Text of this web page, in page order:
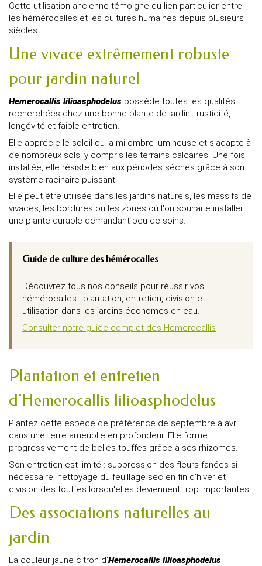
Cette utilisation ancienne témoigne du lien particulier entre
les hémérocalles et les cultures humaines depuis plusieurs
siècles.
Une vivace extrêmement robuste
pour jardin naturel
Hemerocallis lilioasphodelus possède toutes les qualités
recherchées chez une bonne plante de jardin : rusticité,
longévité et faible entretien.
Elle apprécie le soleil ou la mi-ombre lumineuse et s'adapte à
de nombreux sols, y compris les terrains calcaires. Une fois
installée, elle résiste bien aux périodes sèches grâce à son
système racinaire puissant.
Elle peut être utilisée dans les jardins naturels, les massifs de
vivaces, les bordures ou les zones où l'on souhaite installer
une plante durable demandant peu de soins.
Guide de culture des hémérocalles
Découvrez tous nos conseils pour réussir vos
hémérocalles : plantation, entretien, division et
utilisation dans les jardins économes en eau.
Consulter notre guide complet des Hemerocallis
Plantation et entretien
d'Hemerocallis lilioasphodelus
Plantez cette espèce de préférence de septembre à avril
dans une terre ameublie en profondeur. Elle forme
progressivement de belles touffes grâce à ses rhizomes.
Son entretien est limité : suppression des fleurs fanées si
nécessaire, nettoyage du feuillage sec en fin d'hiver et
division des touffes lorsqu'elles deviennent trop importantes.
Des associations naturelles au
jardin
La couleur jaune citron d'Hemerocallis lilioasphodelus